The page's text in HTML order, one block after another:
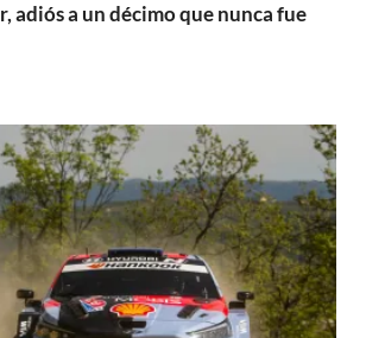
adiós a un décimo que nunca fue